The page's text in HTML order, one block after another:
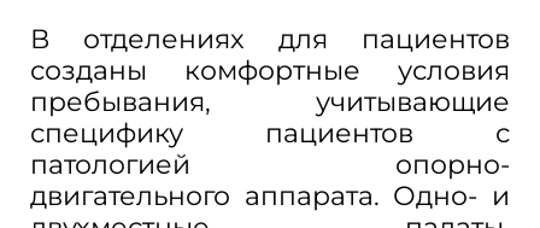
В отделениях для пациентов
созданы комфортные условия
пребывания, учитывающие
специфику пациентов с
патологией опорно-
двигательного аппарата. Одно- и